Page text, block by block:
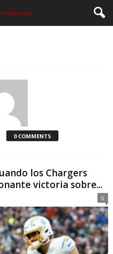
0 COMMENTS
los Chargers
victoria sobre...
0